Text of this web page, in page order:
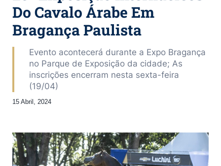
Do Cavalo Árabe Em
Bragança Paulista
Evento acontecerá durante a Expo Bragança
no Parque de Exposição da cidade; As
inscrições encerram nesta sexta-feira
(19/04)
15 Abril, 2024